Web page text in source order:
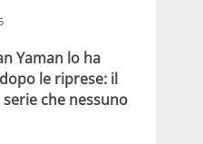
Yaman lo ha
le riprese: il
che nessuno